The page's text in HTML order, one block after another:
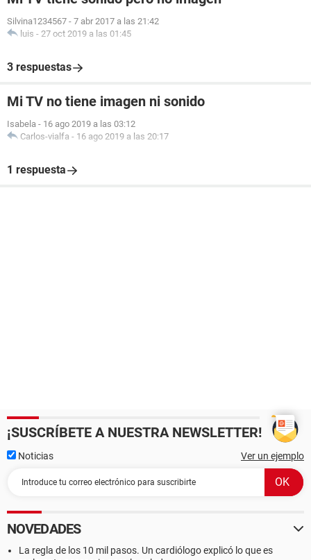
Silvina1234567 - 7 abr 2017 a las 21:42
luis - 27 oct 2019 a las 01:45
3 respuestas
Mi TV no tiene imagen ni sonido
Isabela - 16 ago 2019 a las 03:12
Carlos-vialfa - 16 ago 2019 a las 20:17
1 respuesta
¡SUSCRÍBETE A NUESTRA NEWSLETTER!
Noticias Ver un ejemplo
NOVEDADES
La regla de los 10 mil pasos. Un cardiólogo explicó lo que es